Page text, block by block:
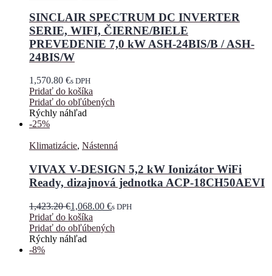
SINCLAIR SPECTRUM DC INVERTER
SERIE, WIFI, ČIERNE/BIELE
PREVEDENIE 7,0 kW ASH-24BIS/B / ASH-
24BIS/W
1,570.80 €s DPH
Pridať do košíka
Pridať do obľúbených
Rýchly náhľad
-25%
Klimatizácie, Nástenná
VIVAX V-DESIGN 5,2 kW Ionizátor WiFi
Ready, dizajnová jednotka ACP-18CH50AEVI
1,423.20€1,068.00 €s DPH
Pridať do košíka
Pridať do obľúbených
Rýchly náhľad
-8%